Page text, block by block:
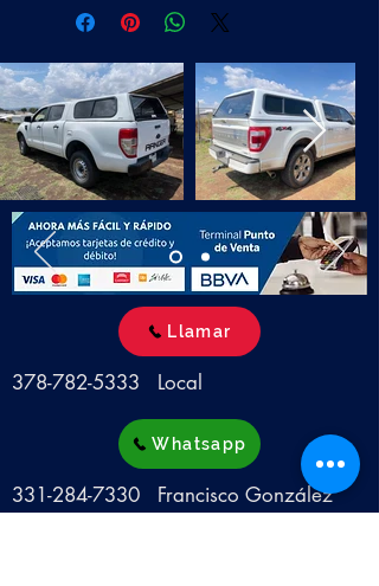
Llamar
378-782-5333 Local
Whatsapp
331-284-7330 Francisco González